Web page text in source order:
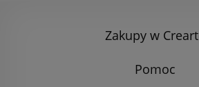
Zakupy w
Pomoc